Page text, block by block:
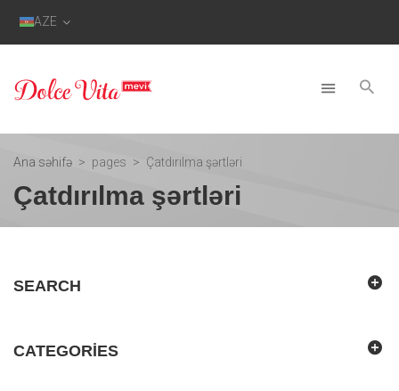
AZE
Ana səhifə pages Çatdırılma şərtləri
Çatdırılma şərtləri
SEARCH
CATEGORIES